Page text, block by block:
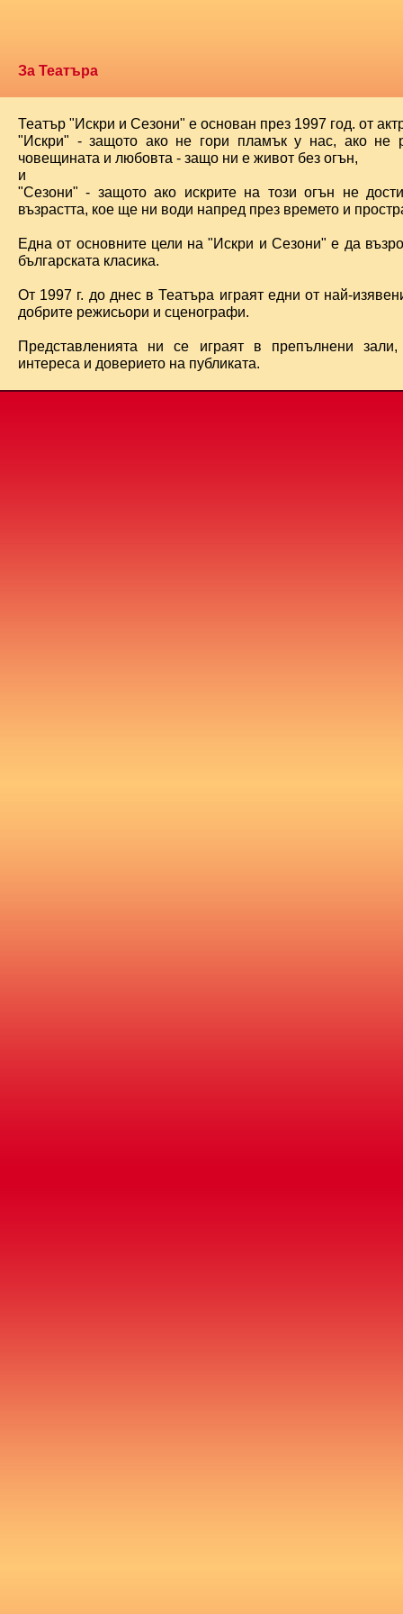
За Театъра
Театър "Искри и Сезони" е основан през 1997 год. от
"Искри" - защото ако не гори пламък у нас, ако не
човещината и любовта - защо ни е живот без огън,
и
"Сезони" - защото ако искрите на този огън не
възрастта, кое ще ни води напред през времето и
Една от основните цели на "Искри и Сезони" е да
българската класика.
От 1997 г. до днес в Театъра играят едни от най-
добрите режисьори и сценографи.
Представленията ни се играят в препълнени
интереса и доверието на публиката.